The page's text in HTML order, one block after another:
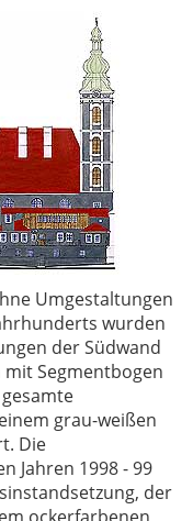
Umgestaltungen
wurden
der Südwand
Segmentbogen
grau-weißen
Die
Jahren 1998 - 99
der